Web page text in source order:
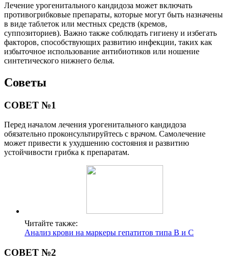
Лечение урогенитального кандидоза может включать
противогрибковые препараты, которые могут быть назначены
в виде таблеток или местных средств (кремов,
суппозиториев). Важно также соблюдать гигиену и избегать
факторов, способствующих развитию инфекции, таких как
избыточное использование антибиотиков или ношение
синтетического нижнего белья.
Советы
СОВЕТ №1
Перед началом лечения урогенитального кандидоза
обязательно проконсультируйтесь с врачом. Самолечение
может привести к ухудшению состояния и развитию
устойчивости грибка к препаратам.
Читайте также:
Анализ крови на маркеры гепатитов типа В и С
СОВЕТ №2